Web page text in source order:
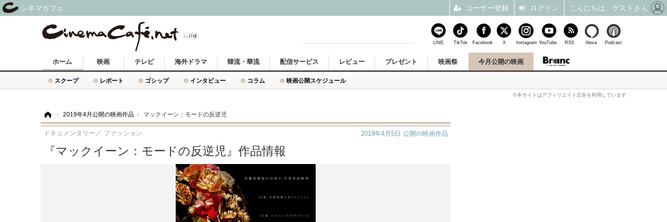
ホーム
スクープ レポート ゴシップ インタビュー コラム 映画公開スケジュール
映画 テレビ 海外ドラマ 韓流・華流 配信サービス レビュー プレゼント 映画祭 今月公開の映画
※本サイトはアフィリエイト広告を利用しています
› 2019年4月公開の映画作品 › マックイーン：モードの反逆児
ドキュメンタリー／ ファッション
『マックイーン：モードの反逆児』作品情報
2019年4月5日 公開の映画作品
LINE TikTok Facebook X Instagram YouTube RSS Alexa Podcast
シネマカフェ ユーザー登録 ログイン こんにちは、ゲストさん